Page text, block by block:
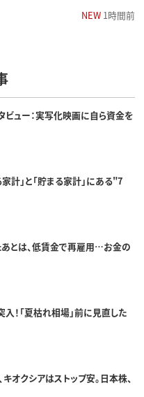
NEW1時間前
ビュー：実写化映画に自ら資金を
計」と「貯まる家計」にある"7
とは、低賃金で再雇用…お金の
！「夏枯れ相場」前に見直した
オクシアはストップ安。日本株、